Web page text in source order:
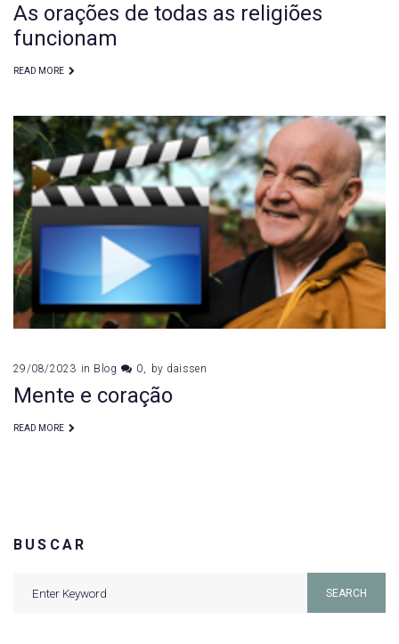
As orações de todas as religiões
funcionam
READ MORE
29/08/2023 in Blog 0 by daissen
Mente e coração
READ MORE
BUSCAR
SEARCH